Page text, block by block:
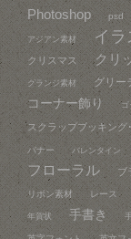
Photoshop psd
アジアン素材 イラ
クリスマス クリ
グランジ素材 グリー
コーナー飾り ゴ
スクラップブッキング
バナー バレンタイン
フローラル
ブ
リボン素材 レース
年賀状 手書き